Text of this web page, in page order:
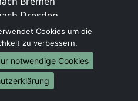
Dresden
Hannover
Nürnberg
Duisburg
Bochum
Wuppertal
Cookies um die
zu verbessern.
notwendige Cookies